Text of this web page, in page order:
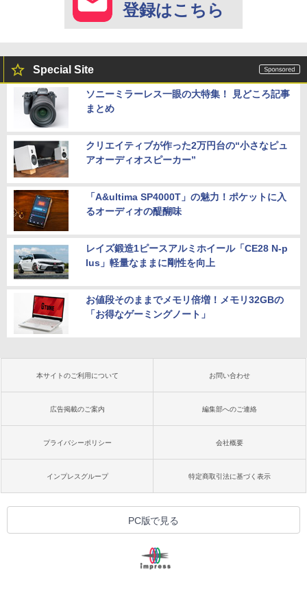
登録はこちら
Special Site
ソニーミラーレス一眼の大特集！ 見どころ記事
まとめ
クリエイティブが作った2万円台の“小さなピュ
アオーディオスピーカー”
「A&ultima SP4000T」の魅力！ポケットに入
るオーディオの醍醐味
レイズ鍛造1ピースアルミホイール「CE28 N-p
lus」軽量なままに剛性を向上
お値段そのままでメモリ倍増！メモリ32GBの
「お得なゲーミングノート」
本サイトのご利用について お問い合わせ
広告掲載のご案内 編集部へのご連絡
プライバシーポリシー 会社概要
インプレスグループ 特定商取引法に基づく表示
PC版で見る